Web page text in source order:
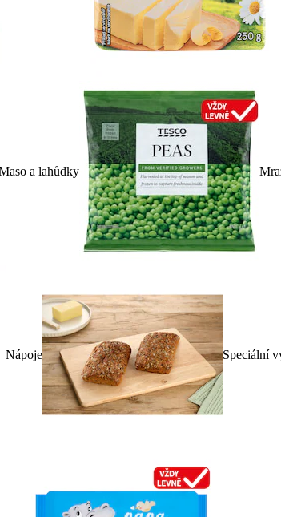
a lahůdky
Nápoje Speciální